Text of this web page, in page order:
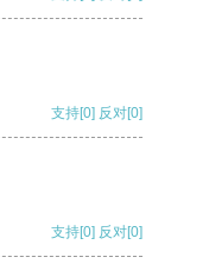
支持[0] 反对[0]
支持[0] 反对[0]